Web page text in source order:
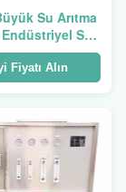
Su Arıtma
Endüstriyel Su
Ultra saf Su
Deionizasyon
Fiyatı Alın